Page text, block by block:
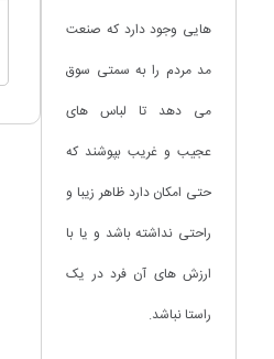
هایی وجود دارد که صنعت
مد مردم را به سمتی سوق
می دهد تا لباس های
عجیب و غریب بپوشند که
حتی امکان دارد ظاهر زیبا و
راحتی نداشته باشد و یا با
ارزش های آن فرد در یک
راستا نباشد.